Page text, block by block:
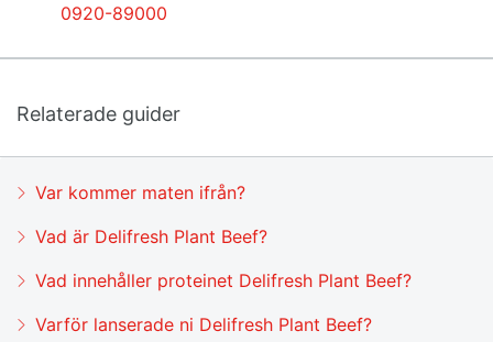
0920-89000
Relaterade guider
Var kommer maten ifrån?
Vad är Delifresh Plant Beef?
Vad innehåller proteinet Delifresh Plant Beef?
Varför lanserade ni Delifresh Plant Beef?